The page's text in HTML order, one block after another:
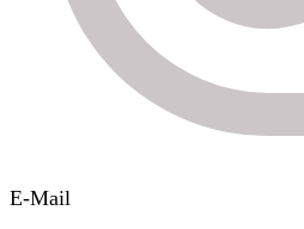
E-Mail